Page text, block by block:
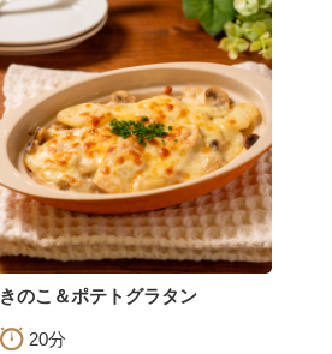
きのこ＆ポテトグラタン
20分